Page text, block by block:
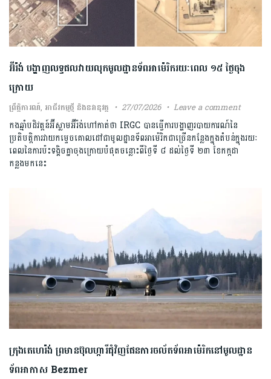
អ៊ីរ៉ង់ ​បង្ហាញ​លទ្ធផល​វាយលុក​មូលដ្ឋាន​ទ័ព​អាម៉េរិក​រយៈពេល​ ​១៥​ ​ថ្ងៃ​ចុង
ក្រោយ​
ព្រឹត្តិការណ៍, អាជីវកម្មថ្មី និងនវានុវត្ត 27/07/2026 Leave a comment
កង​ឆ្មាំ​បដិវត្តន៍​អ៊ីស្លាម​អ៊ីរ៉ង់​ហៅ​កាត់​ថា​ ​IRGC​ ​បាន​ធ្វើ​ការ​បង្ហាញ​របាយការណ៍​នៃ​
ប្រតិបត្តិការ​វាយ​កម្ទេច​គោលដៅ​ជា​មូលដ្ឋាន​ទ័ព​អាម៉េរិក​ជាច្រើន​កន្លែង​ក្នុង​តំបន់​ក្នុង​រយៈ
ពេល​នៃ​ការ​ប៉ះទង្គិច​គ្នា​ចុងក្រោយ​បំផុត​ចន្លោះ​ពី​ថ្ងៃទី​ ​៨​ ​ដល់​ថ្ងៃទី​ ​២៣​ ​ខែកក្កដា ​
កន្លងមក​នេះ
ក្រុង​តេហេរ៉ង់ ​ព្រមាន​ប៊ុលហ្ការី​ជុំវិញ​ផែនការ​ចល័ត​ទ័ព​អាម៉េរិក​នៅ​មូលដ្ឋាន​
ទ័ព​អាកាស​ ​Bezmer​